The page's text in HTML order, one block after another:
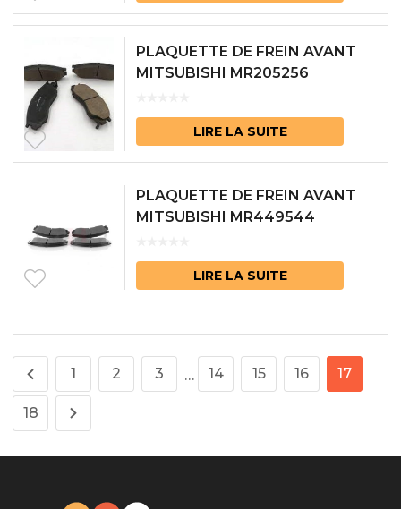
PLAQUETTE DE FREIN AVANT
MITSUBISHI MR205256
LIRE LA SUITE
PLAQUETTE DE FREIN AVANT
MITSUBISHI MR449544
LIRE LA SUITE
1 2 3 … 14 15 16 17
18